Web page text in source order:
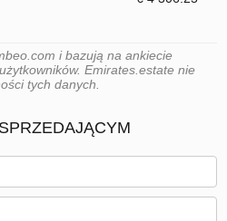
i bazują na ankiecie
Emirates.estate nie
tych danych.